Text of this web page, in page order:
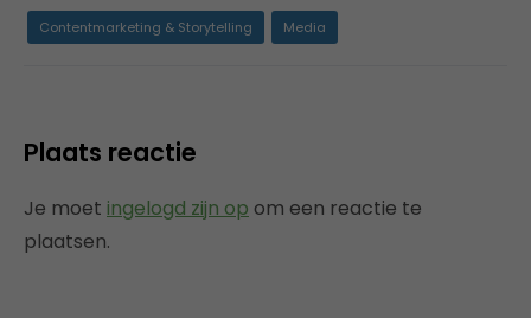
Contentmarketing & Storytelling Media
Plaats reactie
Je moet ingelogd zijn op om een reactie te
plaatsen.